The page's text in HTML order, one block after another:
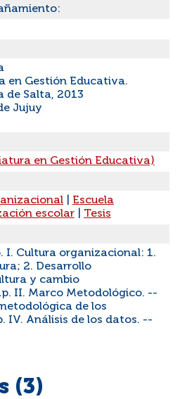
en Gestión Educativa.
de Salta, 2013
Jujuy
en Gestión Educativa)
Escuela
escolar
Tesis
I. Cultura organizacional: 1.
2. Desarrollo
y cambio
II. Marco Metodológico. --
de los
IV. Análisis de los datos. --
(3)